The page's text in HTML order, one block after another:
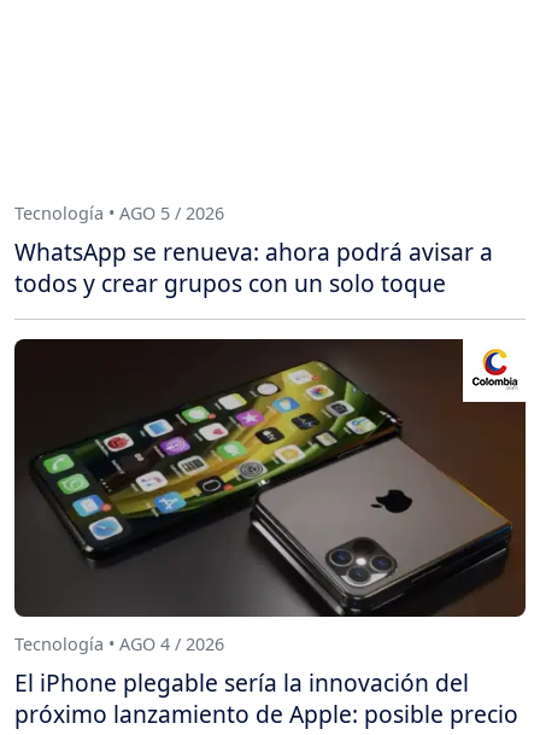
Tecnología • AGO 5 / 2026
WhatsApp se renueva: ahora podrá avisar a
todos y crear grupos con un solo toque
Tecnología • AGO 4 / 2026
El iPhone plegable sería la innovación del
próximo lanzamiento de Apple: posible precio